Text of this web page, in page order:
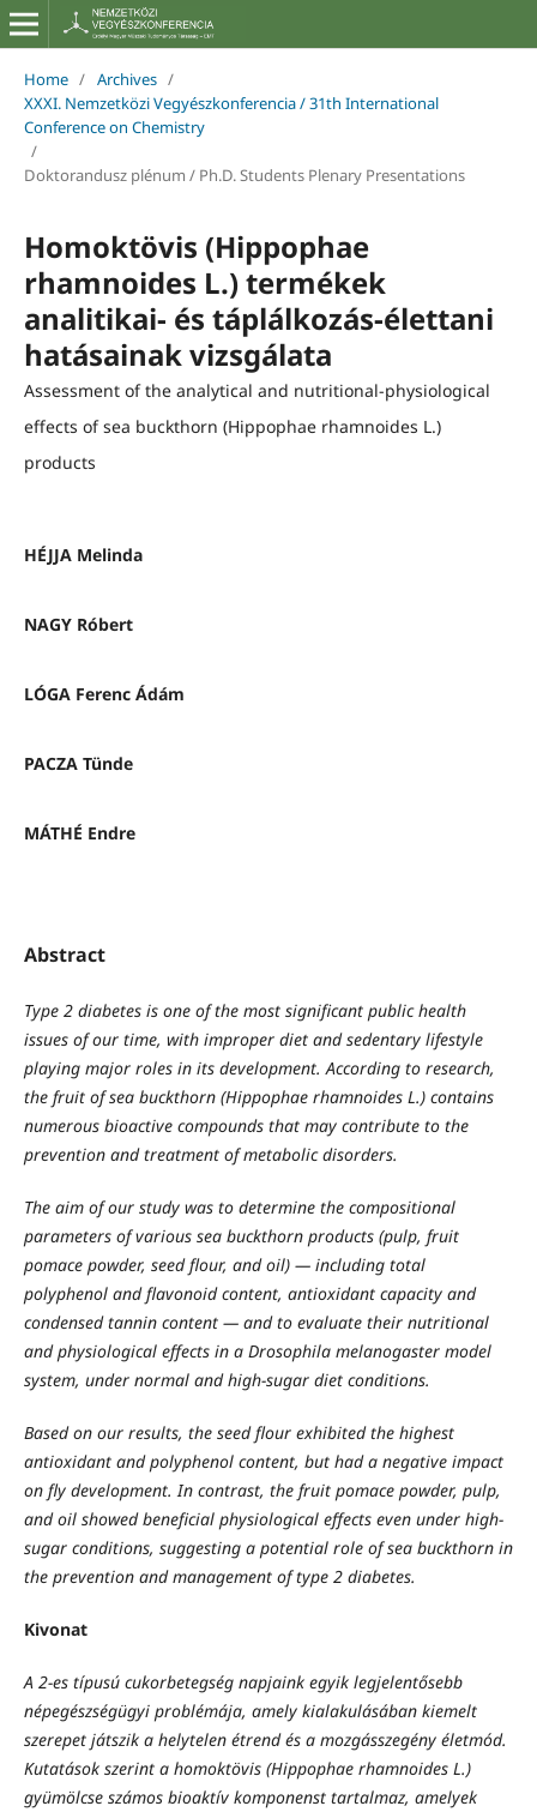
Home / Archives /
XXXI. Nemzetközi Vegyészkonferencia / 31th International
Conference on Chemistry
/
Doktorandusz plénum / Ph.D. Students Plenary Presentations
Homoktövis (Hippophae
rhamnoides L.) termékek
analitikai- és táplálkozás-élettani
hatásainak vizsgálata
Assessment of the analytical and nutritional-physiological
effects of sea buckthorn (Hippophae rhamnoides L.)
products
HÉJJA Melinda
NAGY Róbert
LÓGA Ferenc Ádám
PACZA Tünde
MÁTHÉ Endre
Abstract
Type 2 diabetes is one of the most significant public health
issues of our time, with improper diet and sedentary lifestyle
playing major roles in its development. According to research,
the fruit of sea buckthorn (Hippophae rhamnoides L.) contains
numerous bioactive compounds that may contribute to the
prevention and treatment of metabolic disorders.
The aim of our study was to determine the compositional
parameters of various sea buckthorn products (pulp, fruit
pomace powder, seed flour, and oil) — including total
polyphenol and flavonoid content, antioxidant capacity and
condensed tannin content — and to evaluate their nutritional
and physiological effects in a Drosophila melanogaster model
system, under normal and high-sugar diet conditions.
Based on our results, the seed flour exhibited the highest
antioxidant and polyphenol content, but had a negative impact
on fly development. In contrast, the fruit pomace powder, pulp,
and oil showed beneficial physiological effects even under high-
sugar conditions, suggesting a potential role of sea buckthorn in
the prevention and management of type 2 diabetes.
Kivonat
A 2-es típusú cukorbetegség napjaink egyik legjelentősebb
népegészségügyi problémája, amely kialakulásában kiemelt
szerepet játszik a helytelen étrend és a mozgásszegény életmód.
Kutatások szerint a homoktövis (Hippophae rhamnoides L.)
gyümölcse számos bioaktív komponenst tartalmaz, amelyek